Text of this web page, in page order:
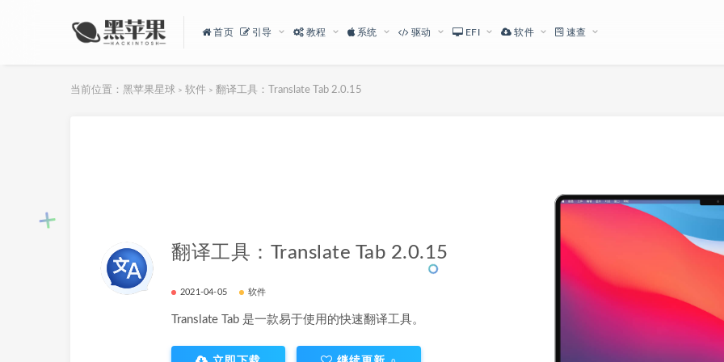
首页 引导 教程 系统 驱动 EFI 软件 速查
当前位置： 黑苹果星球 > 软件 > 翻译工具：Translate Tab 2.0.15
翻译工具：Translate Tab 2.0.15
2021-04-05 软件
Translate Tab 是一款易于使用的快速翻译工具。